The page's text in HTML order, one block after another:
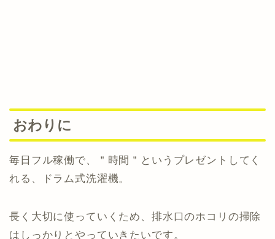
おわりに
毎日フル稼働で、＂時間＂というプレゼントしてく
れる、ドラム式洗濯機。
長く大切に使っていくため、排水口のホコリの掃除
はしっかりとやっていきたいです。